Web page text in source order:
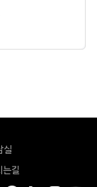
실
는길